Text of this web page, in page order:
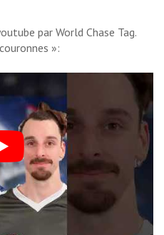
par World Chase Tag.
»: